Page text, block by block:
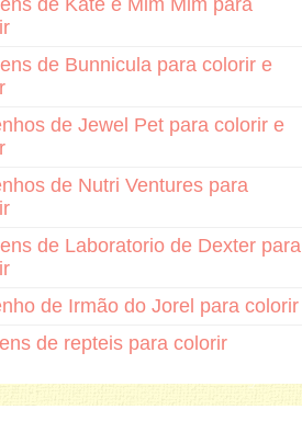
de Kate e Mim Mim para
de Bunnicula para colorir e
de Jewel Pet para colorir e
de Nutri Ventures para
de Laboratorio de Dexter para
de Irmão do Jorel para colorir
de repteis para colorir